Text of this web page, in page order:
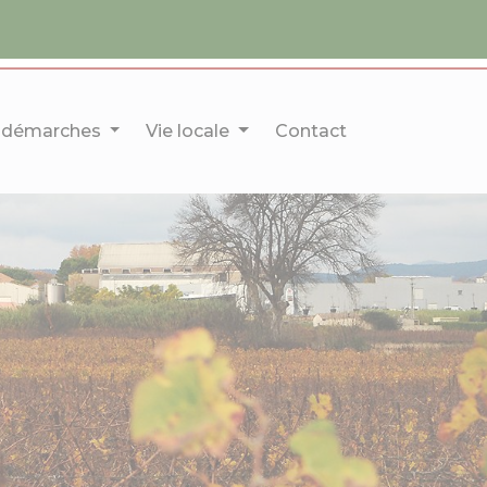
Vie locale Contact